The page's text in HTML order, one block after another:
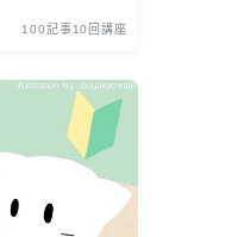
100記事10回講座